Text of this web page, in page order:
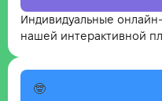
Индивидуальные
нашей интерактивной
🤓